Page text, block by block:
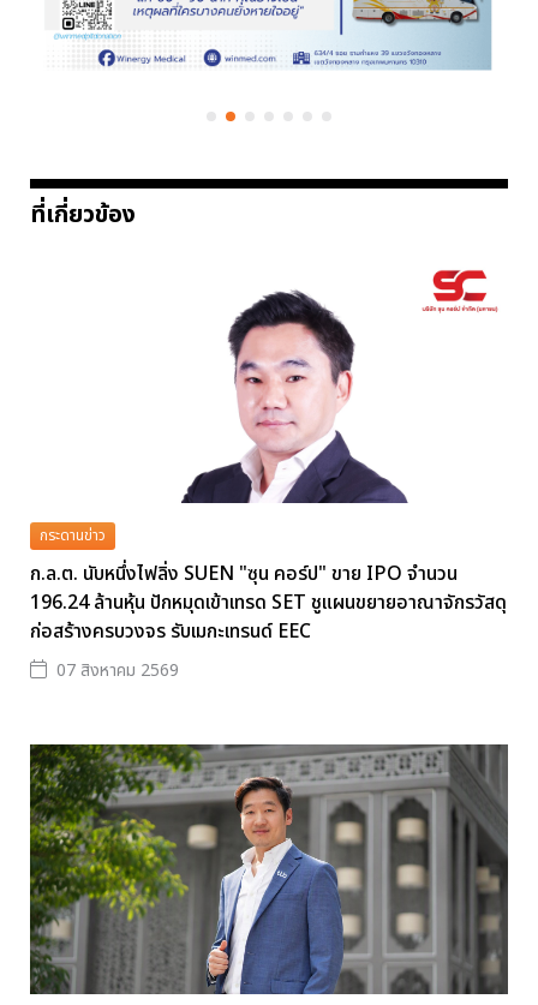
ที่เกี่ยวข้อง
กระดานข่าว
ก.ล.ต. นับหนึ่งไฟลิ่ง SUEN "ซุน คอร์ป" ขาย IPO จำนวน
196.24 ล้านหุ้น ปักหมุดเข้าเทรด SET ชูแผนขยายอาณาจักรวัสดุ
ก่อสร้างครบวงจร รับเมกะเทรนด์ EEC
07 สิงหาคม 2569